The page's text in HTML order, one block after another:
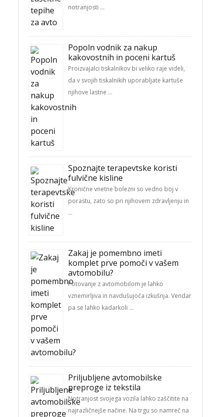
notranjosti …
Popoln vodnik za nakup
kakovostnih in poceni kartuš
Proizvajalci tiskalnikov bi veliko raje videli,
da v svojih tiskalnikih uporabljate kartuše
njihove lastne …
Spoznajte terapevtske koristi
fulvične kisline
Kronične vnetne bolezni so vedno boj v
porastu, zato so pri njihovem zdravljenju in
…
Zakaj je pomembno imeti
komplet prve pomoči v vašem
avtomobilu?
Potovanje z avtomobilom je lahko
vznemirljiva in navdušujoča izkušnja. Vendar
pa se lahko kadarkoli …
Priljubljene avtomobilske
preproge iz tekstila
Notranjost svojega vozila lahko zaščitite na
najrazličnejše načine. Na trgu so namreč na